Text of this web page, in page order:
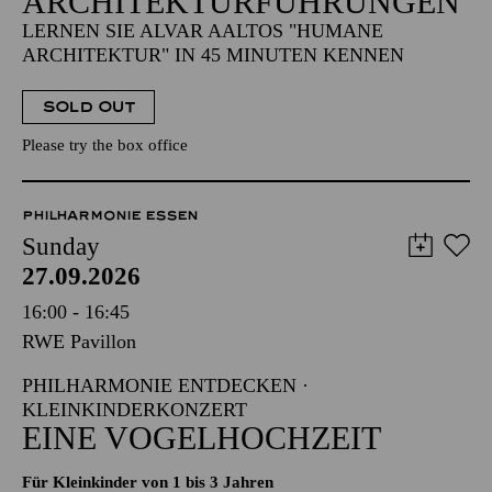
LERNEN SIE ALVAR AALTOS "HUMANE
ARCHITEKTUR" IN 45 MINUTEN KENNEN
SOLD OUT
Please try the box office
PHILHARMONIE ESSEN
Sunday
27.09.2026
16:00 - 16:45
RWE Pavillon
PHILHARMONIE ENTDECKEN ·
KLEINKINDERKONZERT
EINE VOGELHOCHZEIT
Für Kleinkinder von 1 bis 3 Jahren